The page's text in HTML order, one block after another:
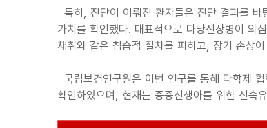
특히, 진단이 이뤄진 환자들은 진단 결과를
가치를 확인했다. 대표적으로 다낭신장병이 의
채취와 같은 침습적 절차를 피하고, 장기 손상
국립보건연구원은 이번 연구를 통해 다학제
확인하였으며, 현재는 중증신생아를 위한 신속